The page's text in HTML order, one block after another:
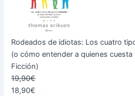
Rodeados de idiotas: Los cuatro
(o cómo entender a quienes
Ficción)
19,90€
18,90€